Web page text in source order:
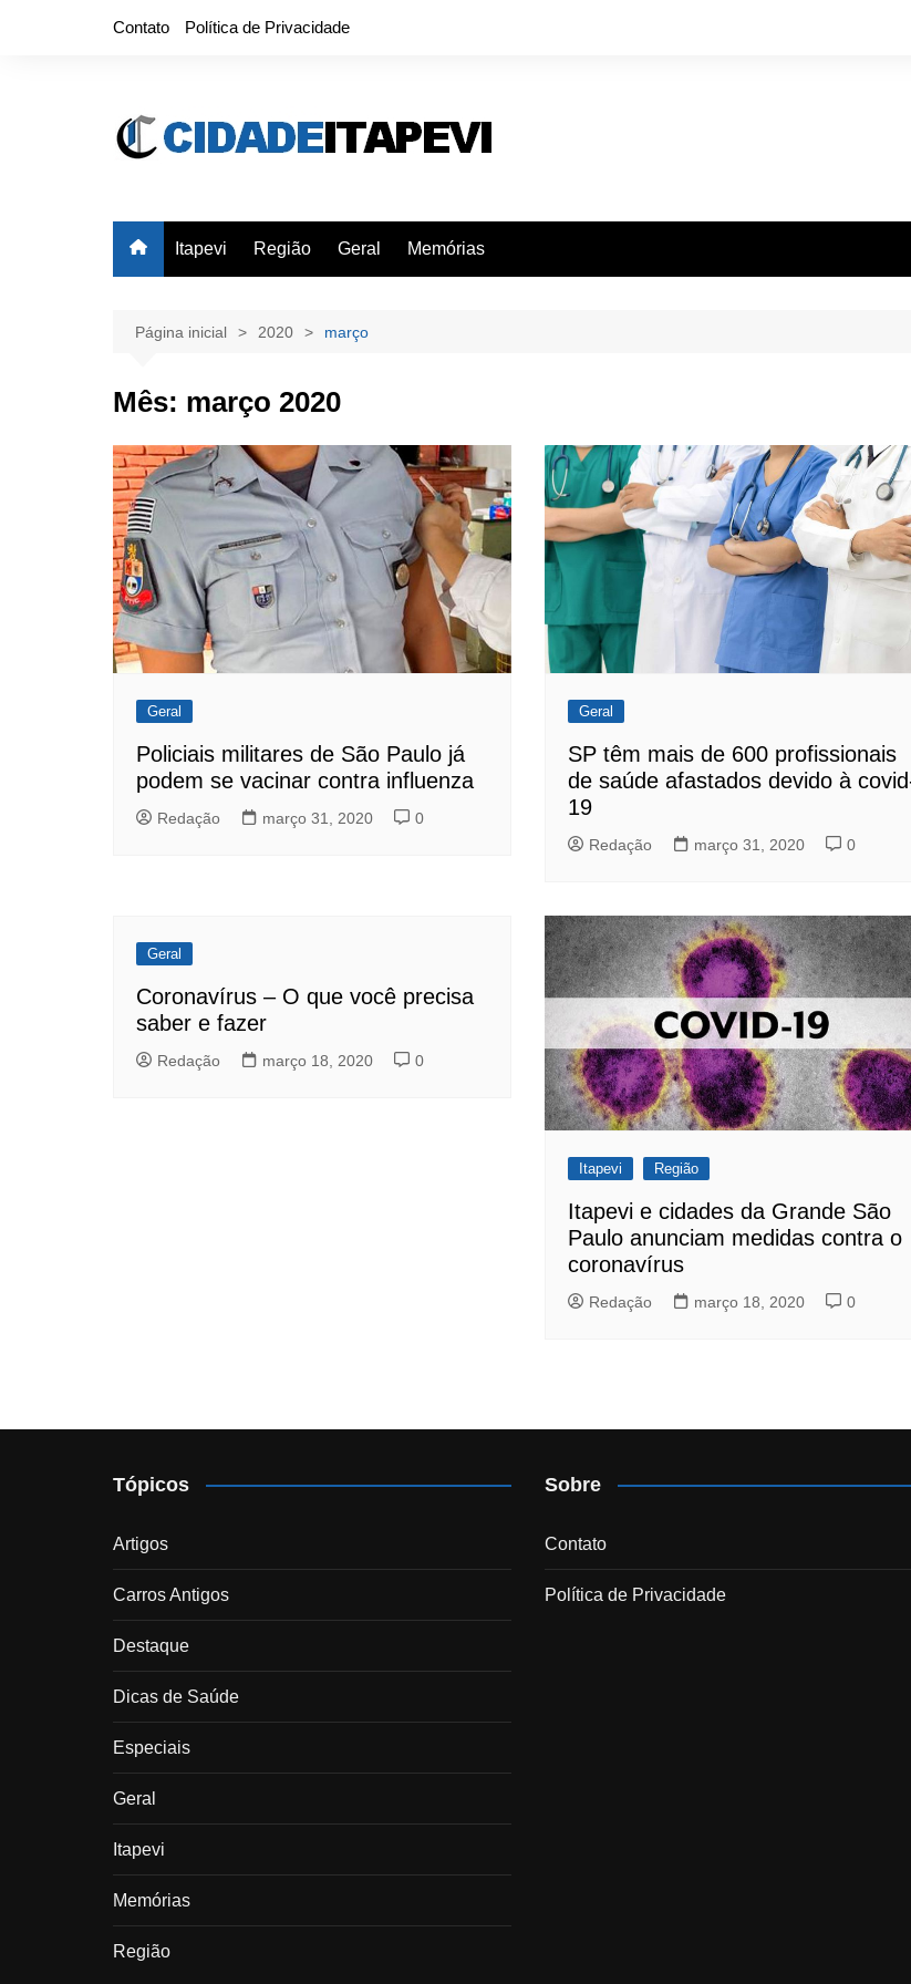
Contato Política de Privacidade
Itapevi Região Geral Memórias
Página inicial 2020 março
Mês: março 2020
Geral
Policiais militares de São Paulo já
podem se vacinar contra influenza
Redação março 31, 2020 0
Geral
SP têm mais de 600 profissionais
de saúde afastados devido à
19
Redação março 31, 2020 0
Geral
Coronavírus – O que você precisa
saber e fazer
Redação março 18, 2020 0
Itapevi Região
Itapevi e cidades da Grande São
Paulo anunciam medidas contra o
coronavírus
Redação março 18, 2020 0
Tópicos
Artigos
Carros Antigos
Destaque
Dicas de Saúde
Especiais
Geral
Itapevi
Memórias
Região
Sobre
Contato
Política de Privacidade